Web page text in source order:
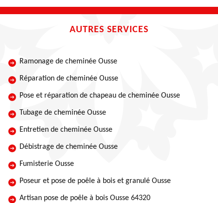
AUTRES SERVICES
Ramonage de cheminée Ousse
Réparation de cheminée Ousse
Pose et réparation de chapeau de cheminée Ousse
Tubage de cheminée Ousse
Entretien de cheminée Ousse
Débistrage de cheminée Ousse
Fumisterie Ousse
Poseur et pose de poêle à bois et granulé Ousse
Artisan pose de poêle à bois Ousse 64320